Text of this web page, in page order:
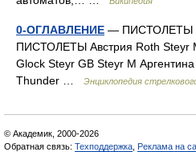
0-ОГЛАВЛЕНИЕ — ПИСТОЛЕТЫ
ПИСТОЛЕТЫ Австрия Roth Steyr
Glock Steyr GB Steyr M
Thunder …
Энциклопедия
© Академик, 2000-2026
Обратная связь: Техподдержка Реклама на